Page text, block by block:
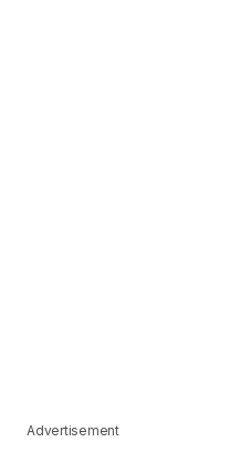
Advertisement